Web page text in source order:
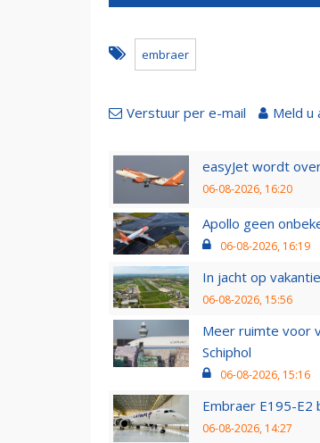
embraer
Verstuur per e-mail Meld u
easyJet wordt
06-08-2026, 16:20
Apollo geen
06-08-2026, 16:19
In jacht op
06-08-2026, 15:56
Meer ruimte voor
Schiphol
06-08-2026, 15:16
Embraer E195-E2
06-08-2026, 14:27